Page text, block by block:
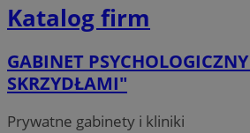
Katalog firm
GABINET
SKRZYDŁAMI"
Prywatne gabinety i kliniki